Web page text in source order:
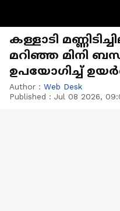
കള്ളാടി
മറിഞ്ഞ മിനി
ഉപയോ​ഗിച്ച്
തുടങ്ങി
Author : Web Desk
Published : Jul 08 2026,